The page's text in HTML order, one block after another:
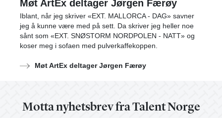
Møt ArtEx deltager Jørgen Færøy
Iblant, når jeg skriver «EXT. MALLORCA - DAG» savner
jeg å kunne være med på sett. Da skriver jeg heller noe
sånt som «EXT. SNØSTORM NORDPOLEN - NATT» og
koser meg i sofaen med pulverkaffekoppen.
Møt ArtEx deltager Jørgen Færøy
Motta nyhetsbrev fra Talent Norge